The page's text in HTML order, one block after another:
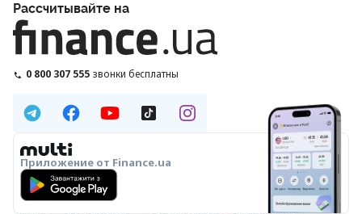
Рассчитывайте на
0 800 307 555 звонки бесплатны
Приложение от Finance.ua